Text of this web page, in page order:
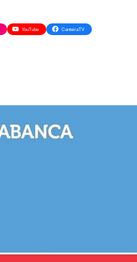
YouTube CanteiraTV